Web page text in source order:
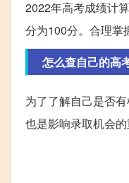
2022年高考成绩计
分为100分。合理掌
怎么查自己的高
为了了解自己是否
也是影响录取机会